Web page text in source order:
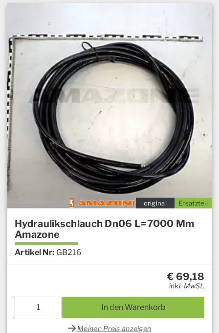
Ersatzteil
original
Hydraulikschlauch Dn06 L=7000 Mm
Amazone
Artikel Nr: GB216
€ 69,18
inkl. MwSt.
In den Warenkorb
Meinen Preis anzeigen